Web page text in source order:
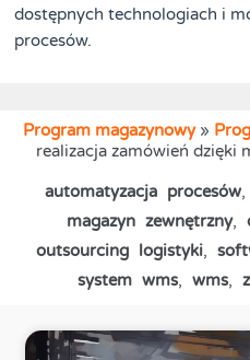
dostępnych technologiach i
procesów.
Program magazynowy»
realizacja zamówień dzięki
automatyzacja procesów,
magazyn zewnętrzny,
outsourcing logistyki,
system wms, wms,